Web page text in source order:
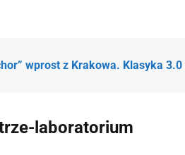
wprost z Krakowa. Klasyka
laboratorium